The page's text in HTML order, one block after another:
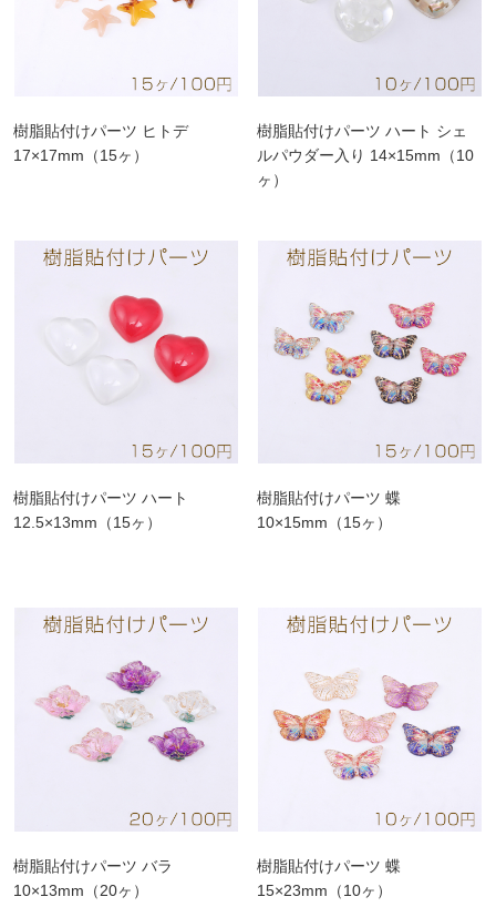
樹脂貼付けパーツ ヒトデ
17×17mm（15ヶ）
樹脂貼付けパーツ ハート シェ
ルパウダー入り 14×15mm（10
ヶ）
樹脂貼付けパーツ ハート
12.5×13mm（15ヶ）
樹脂貼付けパーツ 蝶
10×15mm（15ヶ）
樹脂貼付けパーツ バラ
10×13mm（20ヶ）
樹脂貼付けパーツ 蝶
15×23mm（10ヶ）